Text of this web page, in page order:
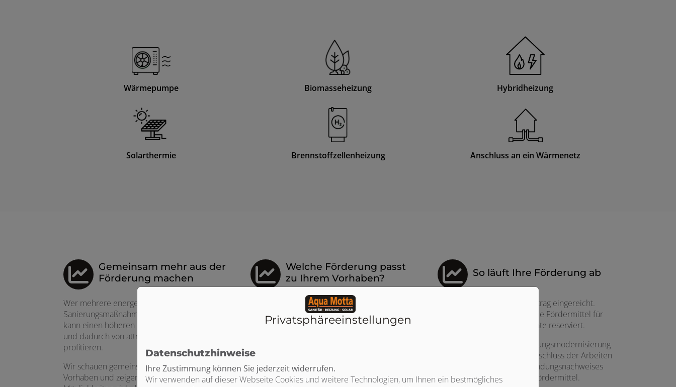
Wärmepumpe Biomasseheizung Hybridheizung
Solarthermie Brennstoffzellenheizung Anschluss an ein Wärmenetz
Gemeinsam mehr aus der
Förderung machen
Wer mehrere energetische
Sanierungsmaßnahmen miteinander kombiniert,
kann einen höheren Effizienzstandard erreichen
und dadurch von attraktiveren Förderungen
profitieren.
Wir schauen gemeinsam auf Ihr gesamtes
Vorhaben und zeigen Ihnen, welche
Welche Förderung passt
zu Ihrem Vorhaben?
Seit 2026 richtet sich die Förderung stärker nach
den persönlichen Voraussetzungen. Neben der
Grundförderung können – abhängig von
Einkommen und individueller Situation – weitere
Dadurch sind Förderquoten von
förderfähigen Kostenmöglich.
So läuft Ihre Förderung ab
Zunächst wird der Förderantrag eingereicht.
Nach der Bewilligung sind die Fördermittel für
Ihr Vorhaben bis zu 36 Monate reserviert.
Anschließend kann die Heizungsmodernisierung
umgesetzt werden. Nach Abschluss der Arbeiten
und Einreichung des Verwendungsnachweises
erfolgt die Auszahlung der Fördermittel.
Privatsphäre­einstellungen
Datenschutzhinweise
Ihre Zustimmung können Sie jederzeit widerrufen.
Wir verwenden auf dieser Webseite Cookies und weitere Technologien, um Ihnen ein bestmögliches